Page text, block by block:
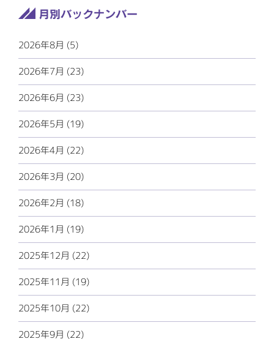
2026年8月 (5)
2026年7月 (23)
2026年6月 (23)
2026年5月 (19)
2026年4月 (22)
2026年3月 (20)
2026年2月 (18)
2026年1月 (19)
2025年12月 (22)
2025年11月 (19)
2025年10月 (22)
2025年9月 (22)